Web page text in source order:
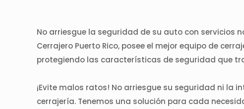
No arriesgue la seguridad de su auto con servicios
Cerrajero Puerto Rico, posee el mejor equipo de
protegiendo las características de seguridad que
¡Evite malos ratos! No arriesgue su seguridad ni la
cerrajería. Tenemos una solución para cada